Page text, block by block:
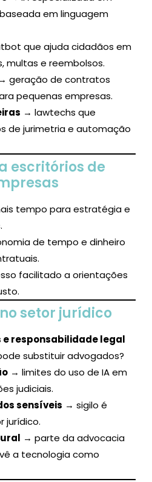
em linguagem
que ajuda cidadãos em
multas e reembolsos.
→ geração de contratos
pequenas empresas.
→ lawtechs que
de jurimetria e automação
escritórios de
tempo para estratégia e
de tempo e dinheiro
facilitado a orientações
setor jurídico
e responsabilidade legal
substituir advogados?
→ limites do uso de IA em
judiciais.
sensíveis → sigilo é
jurídico.
→ parte da advocacia
a tecnologia como